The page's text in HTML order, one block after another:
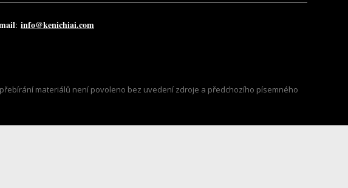
: info@kenichiai.com
materiálů není povoleno bez uvedení zdroje a předchozího písemného